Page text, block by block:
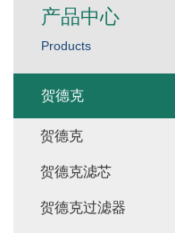
产品中心
Products
贺德克
贺德克
贺德克滤芯
贺德克过滤器